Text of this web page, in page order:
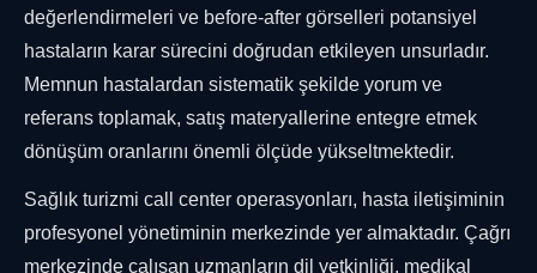
değerlendirmeleri ve before-after görselleri potansiyel
hastaların karar sürecini doğrudan etkileyen unsurladır.
Memnun hastalardan sistematik şekilde yorum ve
referans toplamak, satış materyallerine entegre etmek
dönüşüm oranlarını önemli ölçüde yükseltmektedir.
Sağlık turizmi call center operasyonları, hasta iletişiminin
profesyonel yönetiminin merkezinde yer almaktadır. Çağrı
merkezinde çalışan uzmanların dil yetkinliği, medikal